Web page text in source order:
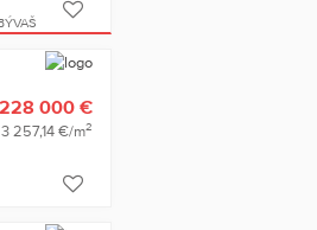
228 000 €
3 257,14 €/m2